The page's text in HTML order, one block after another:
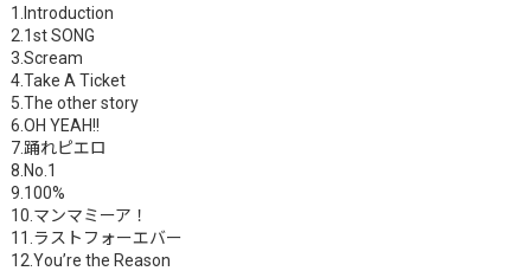
1.Introduction
2.1st SONG
3.Scream
4.Take A Ticket
5.The other story
6.OH YEAH!!
7.踊れピエロ
8.No.1
9.100%
10.マンマミーア！
11.ラストフォーエバー
12.You’re the Reason